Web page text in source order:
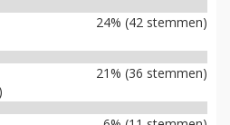
24% (42 stemmen)
21% (36 stemmen)